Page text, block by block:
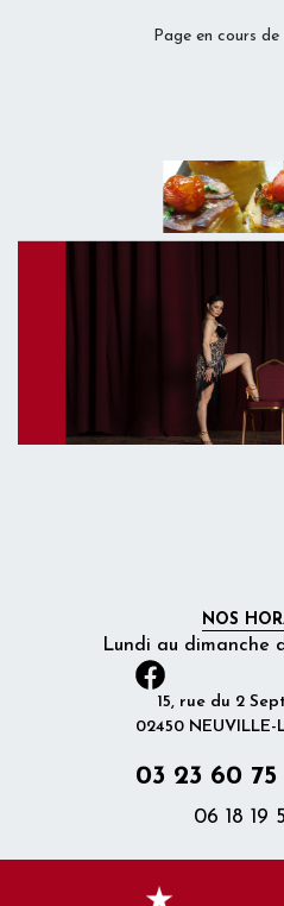
Page en cours
NOS
Lundi au dimanche
15, rue du 2
02450 NEUVILLE-
03 23 60 75
06 18 19